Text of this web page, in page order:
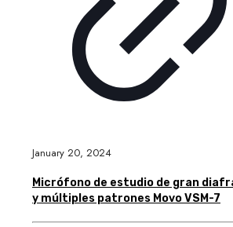
January 20, 2024
Micrófono de estudio de gran
y múltiples patrones Movo VSM-7